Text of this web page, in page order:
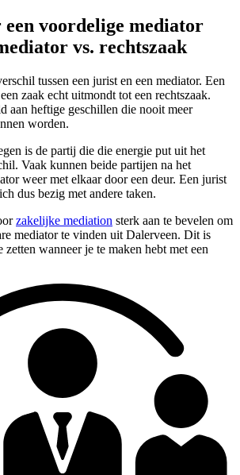
een voordelige mediator
vs. rechtszaak
tussen een jurist en een mediator. Een
zaak echt uitmondt tot een rechtszaak.
aan heftige geschillen die nooit meer
worden.
is de partij die die energie put uit het
Vaak kunnen beide partijen na het
weer met elkaar door een deur. Een jurist
dus bezig met andere taken.
zakelijke mediation sterk aan te bevelen om
mediator te vinden uit Dalerveen. Dit is
zetten wanneer je te maken hebt met een